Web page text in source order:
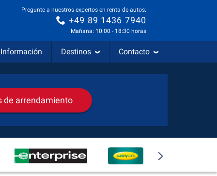
Pregunte a nuestros expertos en renta de autos:
+49 89 1436 7940
Mañana: 10:00 - 18:30 horas
Información Destinos Contacto
de arrendamiento